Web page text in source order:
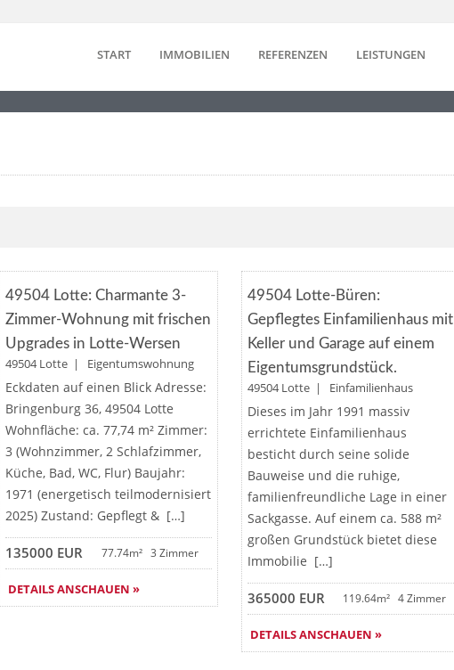
START IMMOBILIEN REFERENZEN LEISTUNGEN
49504 Lotte: Charmante 3-
Zimmer-Wohnung mit frischen
Upgrades in Lotte-Wersen
49504 Lotte | Eigentumswohnung
Eckdaten auf einen Blick Adresse:
Bringenburg 36, 49504 Lotte
Wohnfläche: ca. 77,74 m² Zimmer:
3 (Wohnzimmer, 2 Schlafzimmer,
Küche, Bad, WC, Flur) Baujahr:
1971 (energetisch teilmodernisiert
2025) Zustand: Gepflegt & […]
135000 EUR 77.74m² 3 Zimmer
DETAILS ANSCHAUEN »
FAMILIENHAUS
49504 Lotte-Büren:
Gepflegtes Einfamilienhaus mit
Keller und Garage auf einem
Eigentumsgrundstück.
49504 Lotte | Einfamilienhaus
Dieses im Jahr 1991 massiv
errichtete Einfamilienhaus
besticht durch seine solide
Bauweise und die ruhige,
familienfreundliche Lage in einer
Sackgasse. Auf einem ca. 588 m²
großen Grundstück bietet diese
Immobilie […]
365000 EUR 119.64m² 4 Zimmer
DETAILS ANSCHAUEN »